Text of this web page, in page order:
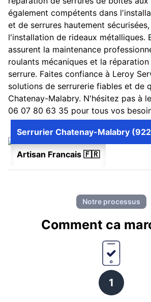
également compétents dans
et de serrures hautement
l'installation de rideaux métalliques.
assurent la maintenance
roulants mécaniques et la
serrure. Faites confiance à Leroy
solutions de serrurerie fiables et de
Chatenay-Malabry. N'hésitez pas à
06 07 80 63 35 pour tous vos
Artisan Francais 🇫🇷
Serrurier Chatenay-Malabry
Notre processus
Comment ca
1